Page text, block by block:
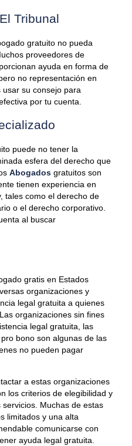
Tribunal
gratuito no pueda
proveedores de
ayuda en forma de
no representación en
usar su consejo para
por tu cuenta.
puede no tener la
esfera del derecho que
Abogados gratuitos son
tienen experiencia en
tales como el derecho de
o el derecho corporativo.
al buscar
gratis en Estados
organizaciones y
legal gratuita a quienes
organizaciones sin fines
legal gratuita, las
bono son algunas de las
no pueden pagar
a estas organizaciones
los criterios de elegibilidad y
Muchas de estas
limitados y una alta
comunicarse con
ayuda legal gratuita.